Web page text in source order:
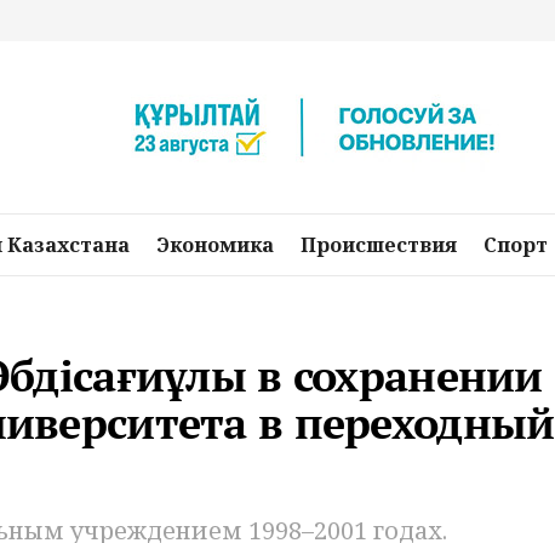
Экономика Происшествия Спорт
в сохранении
в переходный
учреждением 1998–2001 годах.